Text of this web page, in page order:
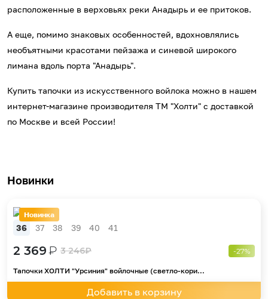
расположенные в верховьях реки Анадырь и ее притоков.
А еще, помимо знаковых особенностей, вдохновлялись
необъятными красотами пейзажа и синевой широкого
лимана вдоль порта "Анадырь".
Купить тапочки из искусственного войлока можно в нашем
интернет-магазине производителя ТМ "Холти" с доставкой
по Москве и всей России!
Новинки
Новинка
36 37 38 39 40 41
2 369₽ 3 246₽ -27%
Тапочки ХОЛТИ "Урсиния" войлочные (светло-кори...
Добавить в корзину